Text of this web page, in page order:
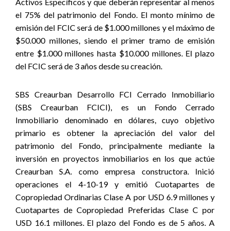
el 75% del patrimonio del Fondo. El monto mínimo de
emisión del FCIC será de $1.000 millones y el máximo de
$50.000 millones, siendo el primer tramo de emisión
entre $1.000 millones hasta $10.000 millones. El plazo
del FCIC será de 3 años desde su creación.
SBS Creaurban Desarrollo FCI Cerrado Inmobiliario
(SBS Creaurban FCICI), es un Fondo Cerrado
Inmobiliario denominado en dólares, cuyo objetivo
primario es obtener la apreciación del valor del
patrimonio del Fondo, principalmente mediante la
inversión en proyectos inmobiliarios en los que actúe
Creaurban S.A. como empresa constructora. Inició
operaciones el 4-10-19 y emitió Cuotapartes de
Copropiedad Ordinarias Clase A por USD 6.9 millones y
Cuotapartes de Copropiedad Preferidas Clase C por
USD 16.1 millones. El plazo del Fondo es de 5 años. A